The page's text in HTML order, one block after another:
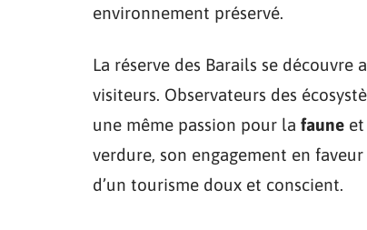
environnement préservé.
La réserve des Barails se
visiteurs. Observateurs des
une même passion pour la faune
verdure, son engagement en
d’un tourisme doux et conscient.